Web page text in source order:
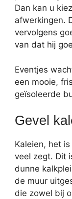
Dan kan u
afwerkingen.
vervolgens
van dat hij
Eventjes
een mooie,
geïsoleerde
Gevel
Kaleien, het
veel zegt. Dit
dunne
de muur
die zowel bij